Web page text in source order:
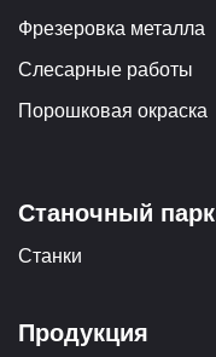
Фрезеровка металла
Слесарные работы
Порошковая окраска
Станочный парк
Станки
Продукция